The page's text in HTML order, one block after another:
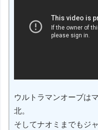
ウルトラマンオーブは
北。
そしてナオミまでもジ